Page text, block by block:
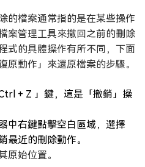
的檔案通常指的是在某些操作
案管理工具來撤回之前的刪除
式的具體操作有所不同，下面
原動作」來還原檔案的步驟。
+ Z 」鍵，這是「撤銷」操
中右鍵點擊空白區域，選擇
最近的刪除動作。
原始位置。